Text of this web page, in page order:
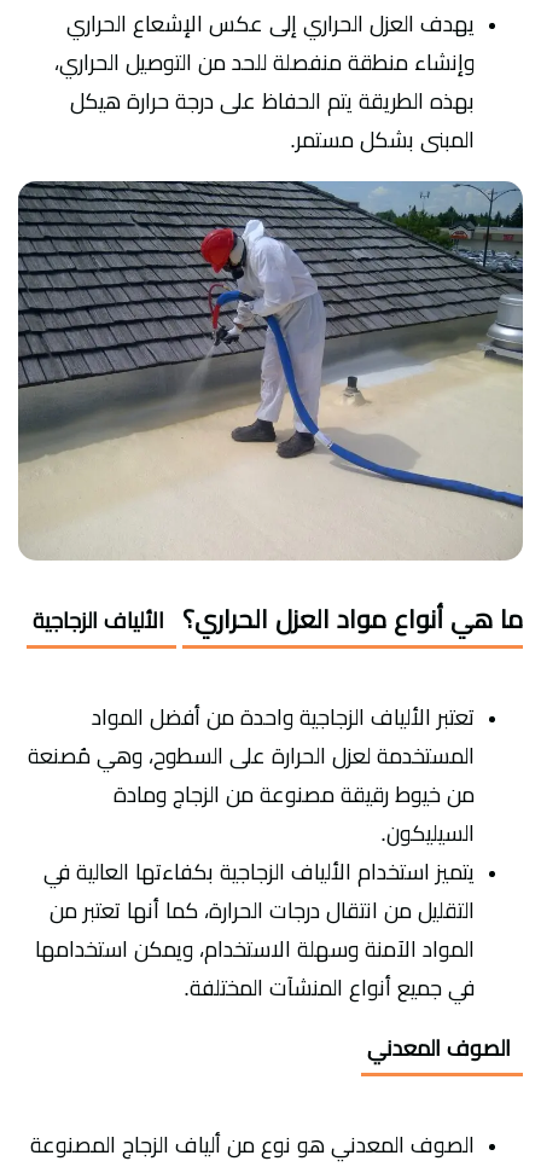
يهدف العزل الحراري إلى عكس الإشعاع الحراري
وإنشاء منطقة منفصلة للحد من التوصيل الحراري،
بهذه الطريقة يتم الحفاظ على درجة حرارة هيكل
المبنى بشكل مستمر.
ما هي أنواع مواد العزل الحراري؟ الألياف الزجاجية
تعتبر الألياف الزجاجية واحدة من أفضل المواد
المستخدمة لعزل الحرارة على السطوح، وهي مُصنعة
من خيوط رقيقة مصنوعة من الزجاج ومادة
السيليكون.
يتميز استخدام الألياف الزجاجية بكفاءتها العالية في
التقليل من انتقال درجات الحرارة، كما أنها تعتبر من
المواد الآمنة وسهلة الاستخدام، ويمكن استخدامها
في جميع أنواع المنشآت المختلفة.
الصوف المعدني
الصوف المعدني هو نوع من ألياف الزجاج المصنوعة